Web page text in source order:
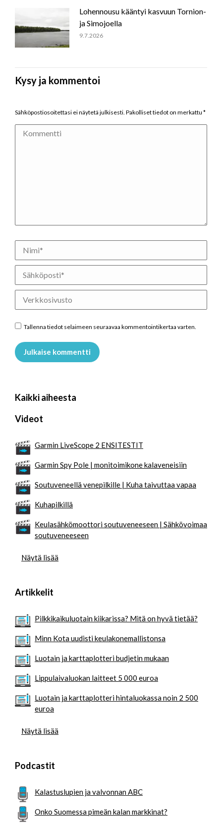
Lohennousu kääntyi kasvuun Tornion-
ja Simojoella
9.7.2026
Kysy ja kommentoi
Sähköpostiosoitettasi ei näytetä julkisesti. Pakolliset tiedot on merkattu *
Kommentti
Nimi *
Sähköposti *
Verkkosivusto
Tallenna tiedot selaimeen seuraavaa kommentointikertaa varten.
Julkaise kommentti
Kaikki aiheesta
Videot
Garmin LiveScope 2 ENSITESTIT
Garmin Spy Pole | monitoimikone kalaveneisiin
Soutuveneellä venepilkille | Kuha taivuttaa vapaa
Kuhapilkillä
Keulasähkömoottori soutuveneeseen | Sähkövoimaa
soutuveneeseen
Näytä lisää
Artikkelit
Pilkkikaikuluotain kiikarissa? Mitä on hyvä tietää?
Minn Kota uudisti keulakonemallistonsa
Luotain ja karttaplotteri budjetin mukaan
Lippulaivaluokan laitteet 5 000 euroa
Luotain ja karttaplotteri hintaluokassa noin 2 500
euroa
Näytä lisää
Podcastit
Kalastuslupien ja valvonnan ABC
Onko Suomessa pimeän kalan markkinat?